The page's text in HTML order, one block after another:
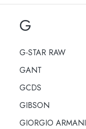
G
G-STAR RAW
GANT
GCDS
GIBSON
GIORGIO ARMANI